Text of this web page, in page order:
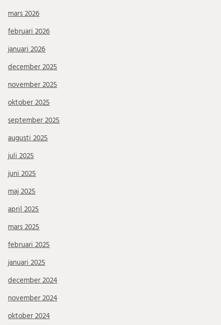
mars 2026
februari 2026
januari 2026
december 2025
november 2025
oktober 2025
september 2025
augusti 2025
juli 2025
juni 2025
maj 2025
april 2025
mars 2025
februari 2025
januari 2025
december 2024
november 2024
oktober 2024